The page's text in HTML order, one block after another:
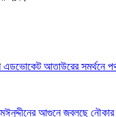
এডভোকেট আতাউরের সমর্থনে
মঈনুদ্দীনের আগুনে জ্বলছে